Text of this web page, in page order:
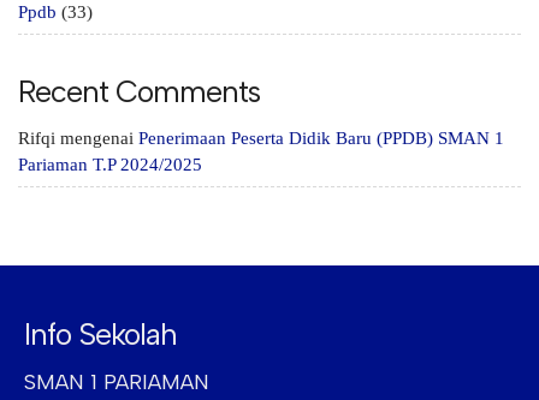
Ppdb (33)
Recent Comments
Rifqi mengenai Penerimaan Peserta Didik Baru (PPDB) SMAN 1
Pariaman T.P 2024/2025
Info Sekolah
SMAN 1 PARIAMAN